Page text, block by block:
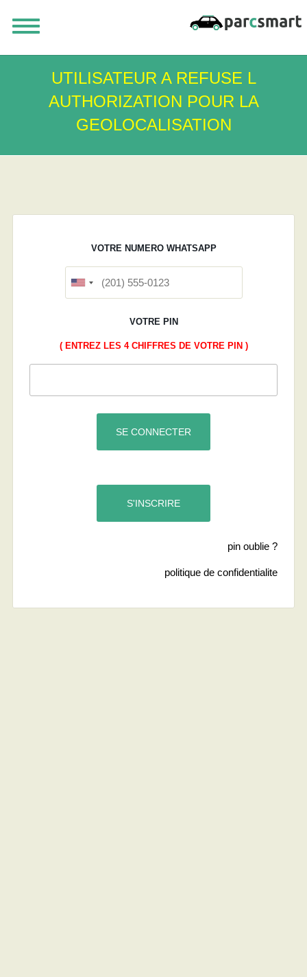
UTILISATEUR A REFUSE L
AUTHORIZATION POUR LA
GEOLOCALISATION
VOTRE NUMERO WHATSAPP
VOTRE PIN
( ENTREZ LES 4 CHIFFRES DE VOTRE PIN )
pin oublie ?
politique de confidentialite